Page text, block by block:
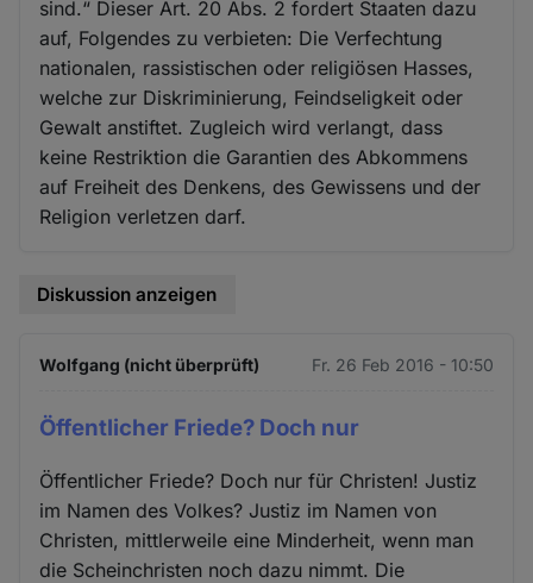
sind.“ Dieser Art. 20 Abs. 2 fordert Staaten dazu
auf, Folgendes zu verbieten: Die Verfechtung
nationalen, rassistischen oder religiösen Hasses,
welche zur Diskriminierung, Feindseligkeit oder
Gewalt anstiftet. Zugleich wird verlangt, dass
keine Restriktion die Garantien des Abkommens
auf Freiheit des Denkens, des Gewissens und der
Religion verletzen darf.
Diskussion anzeigen
Wolfgang (nicht überprüft) Fr. 26 Feb 2016 - 10:50
Öffentlicher Friede? Doch nur
Öffentlicher Friede? Doch nur für Christen! Justiz
im Namen des Volkes? Justiz im Namen von
Christen, mittlerweile eine Minderheit, wenn man
die Scheinchristen noch dazu nimmt. Die